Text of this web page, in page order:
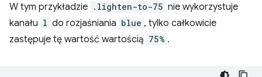
W tym przykładzie .lighten-to-75 nie wykorzystuje
kanału l do rozjaśniania blue , tylko całkowicie
zastępuje tę wartość wartością 75% .